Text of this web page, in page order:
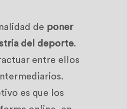
de poner
del deporte.
entre ellos
es que los